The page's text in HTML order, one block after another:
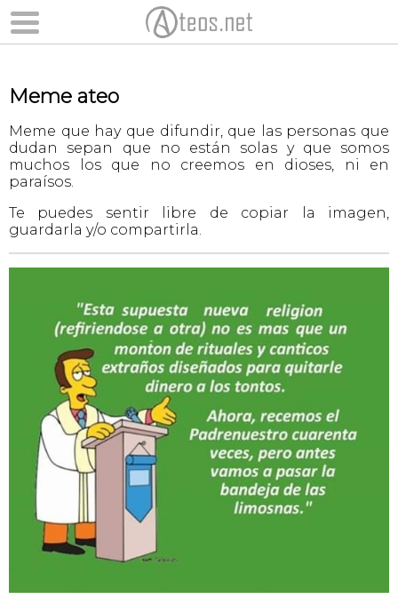
Meme ateo
Meme que hay que difundir, que las personas que
dudan sepan que no están solas y que somos
muchos los que no creemos en dioses, ni en
paraísos.
Te puedes sentir libre de copiar la imagen,
guardarla y/o compartirla.